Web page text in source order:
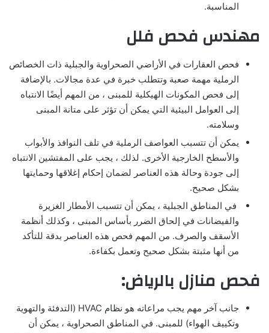
المناسبة.
مهندس فحص فلل
فحص العقارات في الأراضي الصحراوية والجبلية ذات الخصائص
الرملية مهمة صعبة وتتطلب خبرة في عدة مجالات. بالإضافة
إلى فحص المكونات الهيكلية للمبنى ، من المهم أيضًا الانتباه
إلى العوامل البيئية التي يمكن أن تؤثر على متانة المبنى
وسلامته.
يمكن أن تتسبب العواصف الرملية في تلف النوافذ والأبواب
والأسطح الخارجية الأخرى. لذلك ، يجب على المفتشين الانتباه
إلى جودة وحالة هذه العناصر لضمان إحكام إغلاقها وحمايتها
بشكل صحيح.
في المناطق الجبلية ، يمكن أن تتسبب الأمطار الغزيرة
والفيضانات في إلحاق الضرر بأساس المبنى ، وكذلك أنظمة
الأسقف والصرف. من المهم فحص هذه العناصر بدقة للتأكد
من أنها مثبتة بشكل صحيح وتعمل بكفاءة.
فحص منازل بالرياض:
جانب آخر مهم يجب مراعاته هو نظام HVAC (التدفئة والتهوية
وتكييف الهواء) للمبنى. في المناطق الصحراوية ، يمكن أن